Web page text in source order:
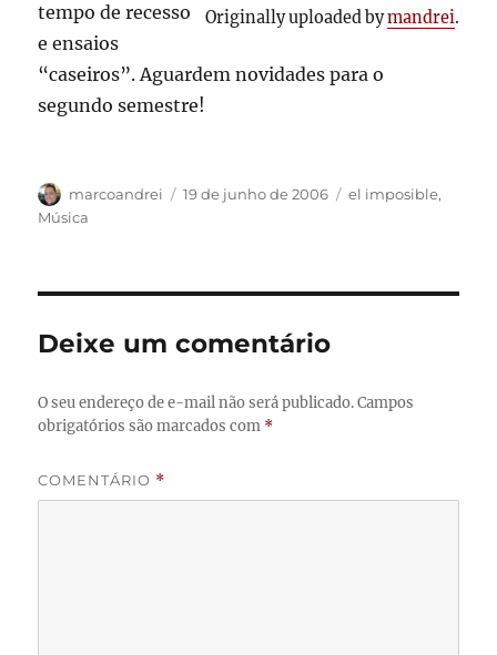
Originally uploaded bymandrei.
tempo de recesso
e ensaios
“caseiros”. Aguardem novidades para o
segundo semestre!
Autor
marcoandrei
Publicado
19 de junho de 2006 Categorias
el imposible,
Música
Deixe um comentário
O seu endereço de e-mail não será publicado. Campos
obrigatórios são marcados com *
COMENTÁRIO *